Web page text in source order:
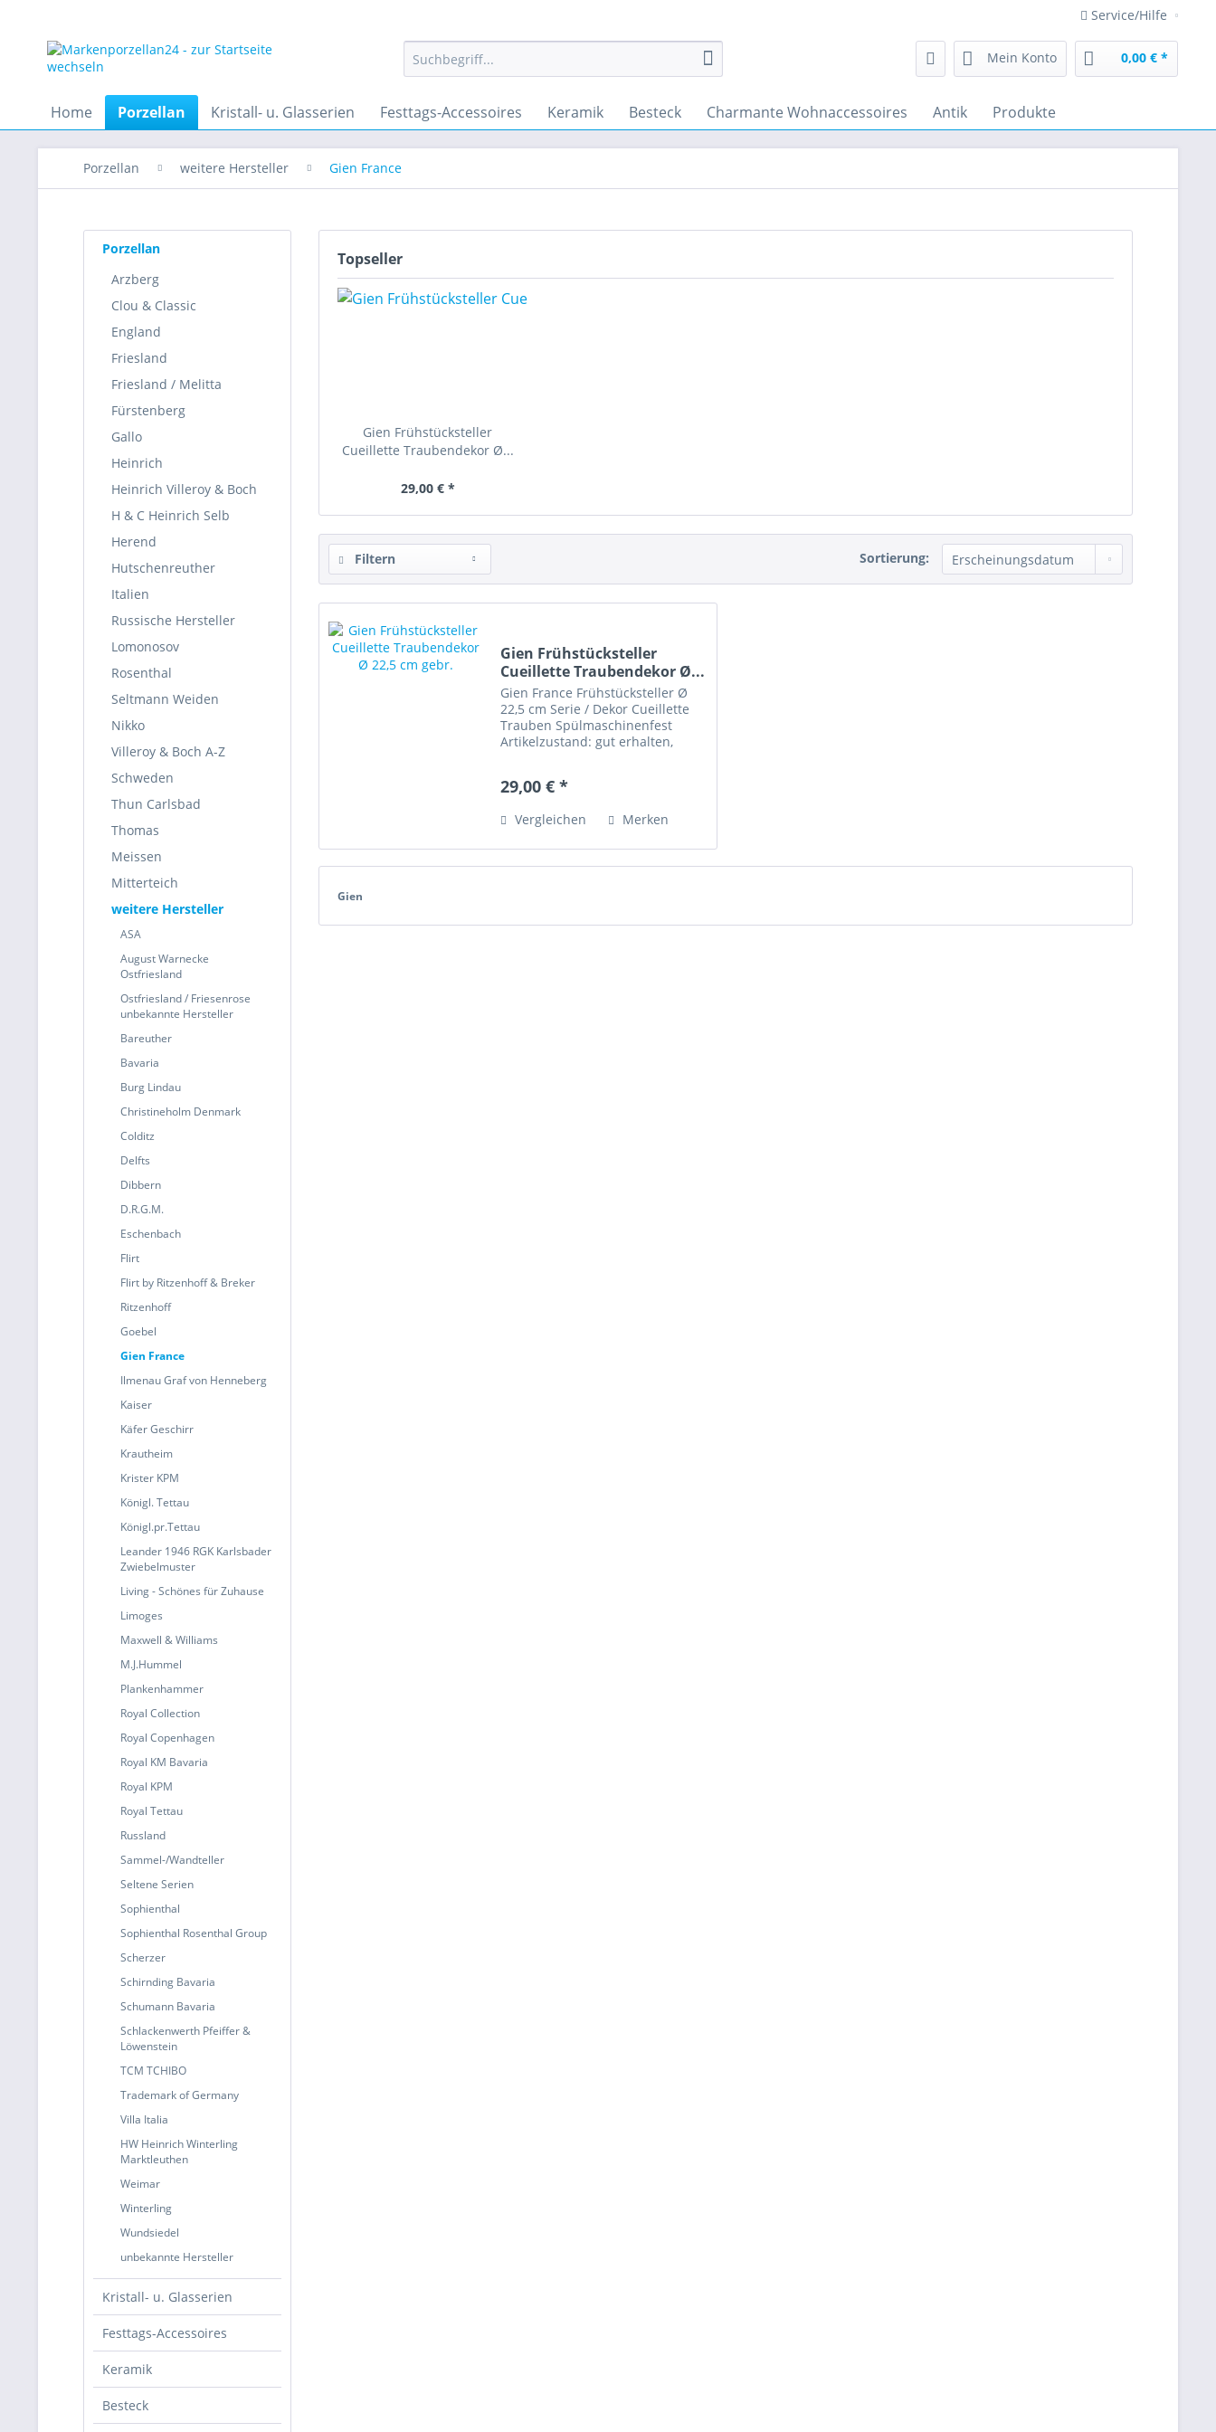
Service/Hilfe
Mein Konto 0,00 € *
Home Porzellan Kristall- u. Glasserien Festtags-Accessoires Keramik Besteck Charmante Wohnaccessoires Antik Produkte
Porzellan weitere Hersteller Gien France
Porzellan
Arzberg
Clou & Classic
England
Friesland
Friesland / Melitta
Fürstenberg
Gallo
Heinrich
Heinrich Villeroy & Boch
H & C Heinrich Selb
Herend
Hutschenreuther
Italien
Russische Hersteller
Lomonosov
Rosenthal
Seltmann Weiden
Nikko
Villeroy & Boch A-Z
Schweden
Thun Carlsbad
Thomas
Meissen
Mitterteich
weitere Hersteller
ASA
August Warnecke
Ostfriesland
Ostfriesland / Friesenrose
unbekannte Hersteller
Bareuther
Bavaria
Burg Lindau
Christineholm Denmark
Colditz
Delfts
Dibbern
D.R.G.M.
Eschenbach
Flirt
Flirt by Ritzenhoff & Breker
Ritzenhoff
Goebel
Gien France
Ilmenau Graf von Henneberg
Kaiser
Käfer Geschirr
Krautheim
Krister KPM
Königl. Tettau
Königl.pr.Tettau
Leander 1946 RGK Karlsbader
Zwiebelmuster
Living - Schönes für Zuhause
Limoges
Maxwell & Williams
M.J.Hummel
Plankenhammer
Royal Collection
Royal Copenhagen
Royal KM Bavaria
Royal KPM
Royal Tettau
Russland
Sammel-/Wandteller
Seltene Serien
Sophienthal
Sophienthal Rosenthal Group
Scherzer
Schirnding Bavaria
Schumann Bavaria
Schlackenwerth Pfeiffer &
Löwenstein
TCM TCHIBO
Trademark of Germany
Villa Italia
HW Heinrich Winterling
Marktleuthen
Weimar
Winterling
Wundsiedel
unbekannte Hersteller
Kristall- u. Glasserien
Festtags-Accessoires
Keramik
Besteck
Topseller
Gien Frühstücksteller
Cueillette Traubendekor Ø...
29,00 € *
Filtern Sortierung:
Gien Frühstücksteller
Cueillette Traubendekor Ø...
Gien France Frühstücksteller Ø
22,5 cm Serie / Dekor Cueillette
Trauben Spülmaschinenfest
Artikelzustand: gut erhalten,
29,00 € *
Vergleichen Merken
Gien